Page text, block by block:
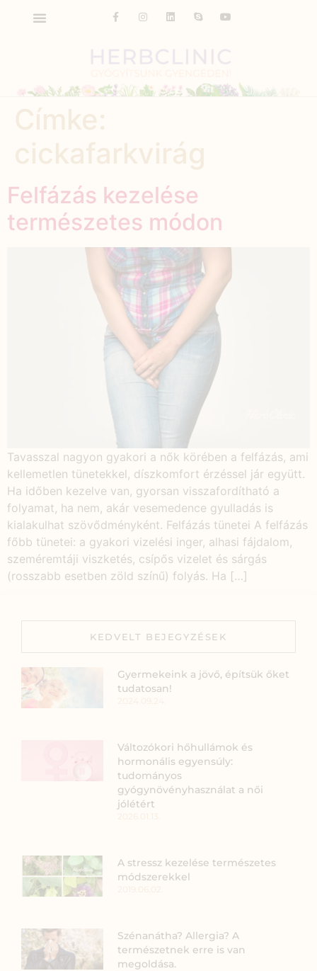
Felfázás kezelése
természetes módon
Tavasszal nagyon gyakori a nők körében a felfázás, ami
kellemetlen tünetekkel, díszkomfort érzéssel jár együtt.
Ha időben kezelve van, gyorsan visszafordítható a
folyamat, ha nem, akár vesemedence gyulladás is
kialakulhat szövődményként. Felfázás tünetei A felfázás
főbb tünetei: a gyakori vizelési inger, alhasi fájdalom,
szeméremtáji viszketés, csípős vizelet és sárgás
(rosszabb esetben zöld színű) folyás. Ha […]
KEDVELT BEJEGYZÉSEK
Gyermekeink a jövő, építsük őket
tudatosan!
Változókori hőhullámok és
hormonális egyensúly:
tudományos
gyógynövényhasználat a női
jólétért
A stressz kezelése természetes
módszerekkel
Szénanátha? Allergia? A
természetnek erre is van
megoldása.